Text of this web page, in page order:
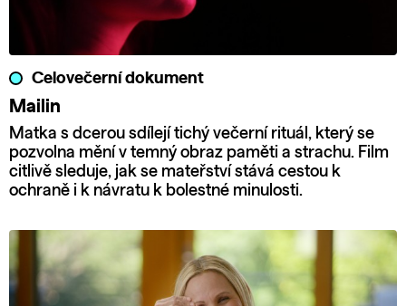
Celovečerní dokument
Mailin
Matka s dcerou sdílejí tichý večerní rituál, který se
pozvolna mění v temný obraz paměti a strachu. Film
citlivě sleduje, jak se mateřství stává cestou k
ochraně i k návratu k bolestné minulosti.